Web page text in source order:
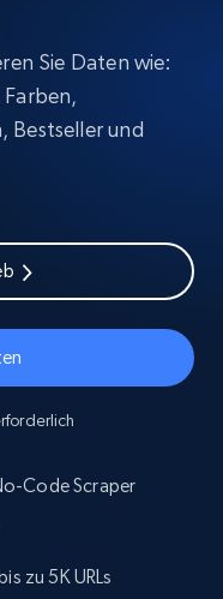
Sie Daten wie:
Bestseller und
Code Scraper
zu 5K URLs